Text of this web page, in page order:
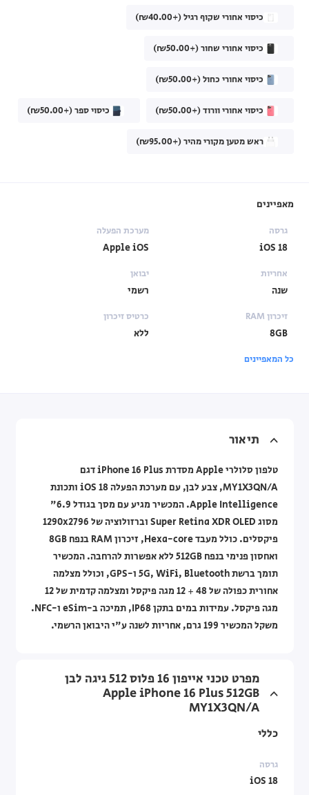
כיסוי אחורי שקוף רגיל (+₪40.00)
כיסוי אחורי שחור (+₪50.00)
כיסוי אחורי כחול (+₪50.00)
כיסוי אחורי וורוד (+₪50.00) כיסוי ספר (+₪50.00)
ראש מטען מקורי מהיר (+₪95.00)
מאפיינים
גרסה
iOS 18
מערכת הפעלה
Apple iOS
אחריות
שנה
יבואן
רשמי
זיכרון RAM
8GB
כרטיס זיכרון
ללא
כל המאפיינים
תיאור
טלפון סלולרי Apple מסדרת iPhone 16 Plus דגם
MY1X3QN/A, צבע לבן, עם מערכת הפעלה iOS 18 ותכונת
Apple Intelligence. המכשיר מגיע עם מסך בגודל 6.9"
מסוג Super Retina XDR OLED וברזולוציה של 1290x2796
פיקסלים. כולל מעבד Hexa-core, זיכרון RAM בנפח 8GB
ואחסון פנימי בנפח 512GB ללא אפשרות להרחבה. המכשיר
תומך ברשת 5G, WiFi, Bluetooth ו-GPS, וכולל מצלמה
אחורית כפולה של 48 + 12 מגה פיקסל ומצלמה קדמית של 12
מגה פיקסל. עמידות במים בתקן IP68, תמיכה ב-eSim ו-NFC.
משקל המכשיר 199 גרם, אחריות לשנה ע"י היבואן הרשמי.
מפרט טכני אייפון 16 פלוס 512 גיגה לבן
Apple iPhone 16 Plus 512GB
MY1X3QN/A
כללי
גרסה
iOS 18